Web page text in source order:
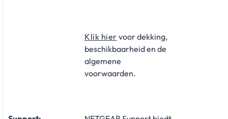
Klik hier ​ voor dekking,
beschikbaarheid en de
algemene
voorwaarden.